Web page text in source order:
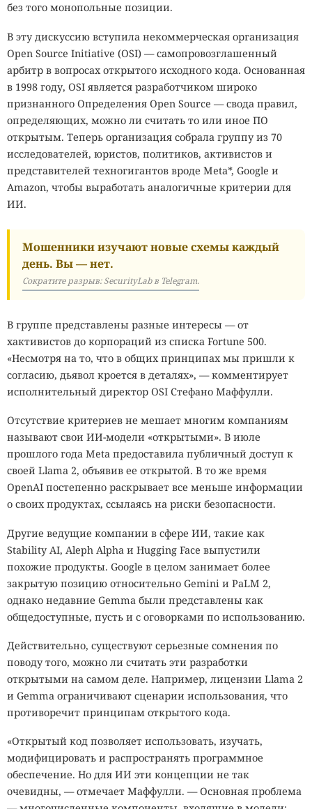
без того монопольные позиции.
В эту дискуссию вступила некоммерческая организация
Open Source Initiative (OSI) — самопровозглашенный
арбитр в вопросах открытого исходного кода. Основанная
в 1998 году, OSI является разработчиком широко
признанного Определения Open Source — свода правил,
определяющих, можно ли считать то или иное ПО
открытым. Теперь организация собрала группу из 70
исследователей, юристов, политиков, активистов и
представителей техногигантов вроде Meta*, Google и
Amazon, чтобы выработать аналогичные критерии для
ИИ.
Мошенники изучают новые схемы каждый
день. Вы — нет.
Сократите разрыв: SecurityLab в Telegram.
В группе представлены разные интересы — от
хактивистов до корпораций из списка Fortune 500.
«Несмотря на то, что в общих принципах мы пришли к
согласию, дьявол кроется в деталях», — комментирует
исполнительный директор OSI Стефано Маффулли.
Отсутствие критериев не мешает многим компаниям
называют свои ИИ-модели «открытыми». В июле
прошлого года Meta предоставила публичный доступ к
своей Llama 2, объявив ее открытой. В то же время
OpenAI постепенно раскрывает все меньше информации
о своих продуктах, ссылаясь на риски безопасности.
Другие ведущие компании в сфере ИИ, такие как
Stability AI, Aleph Alpha и Hugging Face выпустили
похожие продукты. Google в целом занимает более
закрытую позицию относительно Gemini и PaLM 2,
однако недавние Gemma были представлены как
общедоступные, пусть и с оговорками по использованию.
Действительно, существуют серьезные сомнения по
поводу того, можно ли считать эти разработки
открытыми на самом деле. Например, лицензии Llama 2
и Gemma ограничивают сценарии использования, что
противоречит принципам открытого кода.
«Открытый код позволяет использовать, изучать,
модифицировать и распространять программное
обеспечение. Но для ИИ эти концепции не так
очевидны, — отмечает Маффулли. — Основная проблема